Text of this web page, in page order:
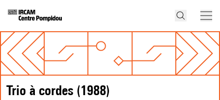
Trio à cordes (1988)